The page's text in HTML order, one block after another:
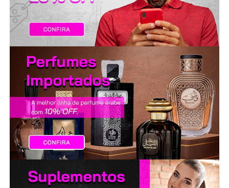
HOME
LANÇAMENTOS